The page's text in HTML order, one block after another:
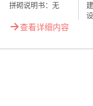
拼砌说明书： 无
→查看详细内容